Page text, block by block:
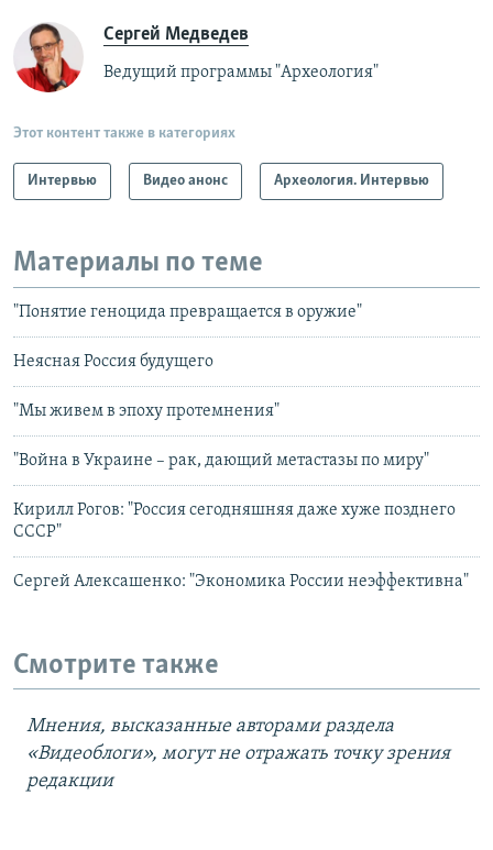
Сергей Медведев
Ведущий программы "Археология"
Этот контент также в категориях
Интервью Видео анонс Археология. Интервью
Материалы по теме
"Понятие геноцида превращается в оружие"
Неясная Россия будущего
"Мы живем в эпоху протемнения"
"Война в Украине – рак, дающий метастазы по миру"
Кирилл Рогов: "Россия сегодняшняя даже хуже позднего
СССР"
Сергей Алексашенко: "Экономика России неэффективна"
Смотрите также
Мнения, высказанные авторами раздела
«Видеоблоги», могут не отражать точку зрения
редакции